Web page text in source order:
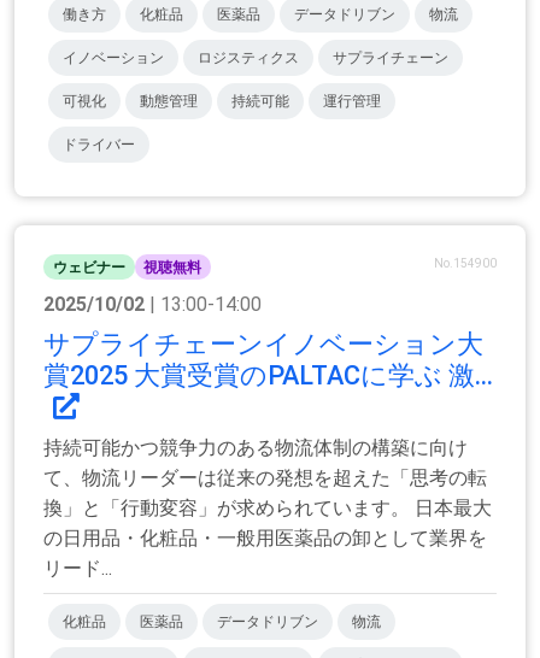
働き方 化粧品 医薬品 データドリブン 物流
イノベーション ロジスティクス サプライチェーン
可視化 動態管理 持続可能 運行管理
ドライバー
ウェビナー 視聴無料 No.154900
2025/10/02 | 13:00-14:00
サプライチェーンイノベーション大
賞2025 大賞受賞のPALTACに学ぶ 激...
持続可能かつ競争力のある物流体制の構築に向け
て、物流リーダーは従来の発想を超えた「思考の転
換」と「行動変容」が求められています。 日本最大
の日用品・化粧品・一般用医薬品の卸として業界を
リード...
化粧品 医薬品 データドリブン 物流